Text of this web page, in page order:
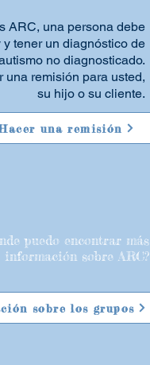
ARC, una persona debe
tener un diagnóstico de
no diagnosticado.
una remisión para usted,
su hijo o su cliente.
una remisión
puedo encontrar más
información sobre ARC?
sobre los grupos